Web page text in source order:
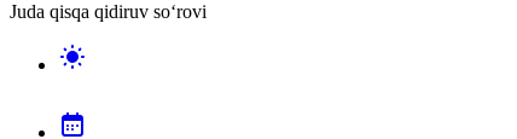
Juda qisqa qidiruv so‘rovi